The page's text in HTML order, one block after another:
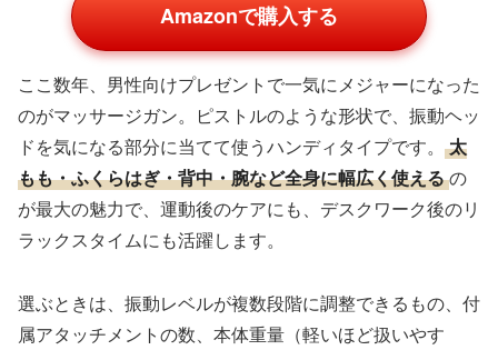
Amazonで購入する
ここ数年、男性向けプレゼントで一気にメジャーになった
のがマッサージガン。ピストルのような形状で、振動ヘッ
ドを気になる部分に当てて使うハンディタイプです。
太
もも・ふくらはぎ・背中・腕など全身に幅広く使えるの
が最大の魅力で、運動後のケアにも、デスクワーク後のリ
ラックスタイムにも活躍します。
選ぶときは、振動レベルが複数段階に調整できるもの、付
属アタッチメントの数、本体重量（軽いほど扱いやす